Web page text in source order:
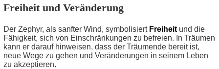
Freiheit und Veränderung
Der Zephyr, als sanfter Wind, symbolisiert Freiheit und die
Fähigkeit, sich von Einschränkungen zu befreien. In Träumen
kann er darauf hinweisen, dass der Träumende bereit ist,
neue Wege zu gehen und Veränderungen in seinem Leben
zu akzeptieren.